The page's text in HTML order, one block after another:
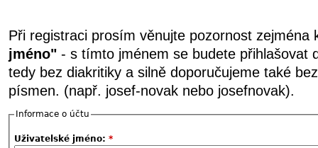
Při registraci prosím věnujte pozornost zejména
jméno" - s tímto jménem se budete přihlašovat
tedy bez diakritiky a silně doporučujeme také
písmen. (např. josef-novak nebo josefnovak).
Informace o účtu
Uživatelské jméno: *